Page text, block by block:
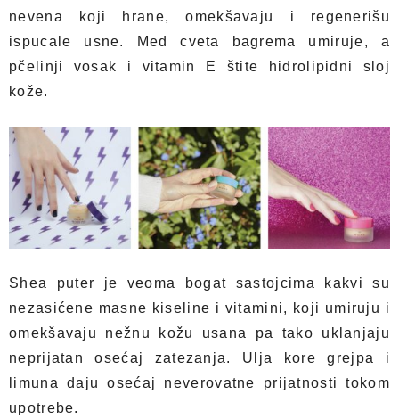
nevena koji hrane, omekšavaju i regenerišu
ispucale usne. Med cveta bagrema umiruje, a
pčelinji vosak i vitamin E štite hidrolipidni sloj
kože.
Shea puter je veoma bogat sastojcima kakvi su
nezasićene masne kiseline i vitamini, koji umiruju i
omekšavaju nežnu kožu usana pa tako uklanjaju
neprijatan osećaj zatezanja. Ulja kore grejpa i
limuna daju osećaj neverovatne prijatnosti tokom
upotrebe.